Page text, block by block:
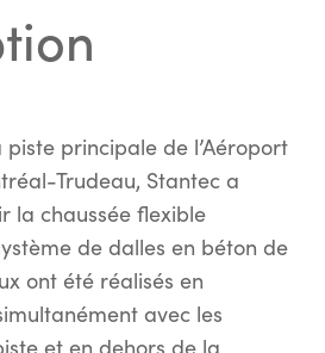
principale de l’Aéroport
Trudeau, Stantec a
la chaussée flexible
de dalles en béton de
ont été réalisés en
avec les